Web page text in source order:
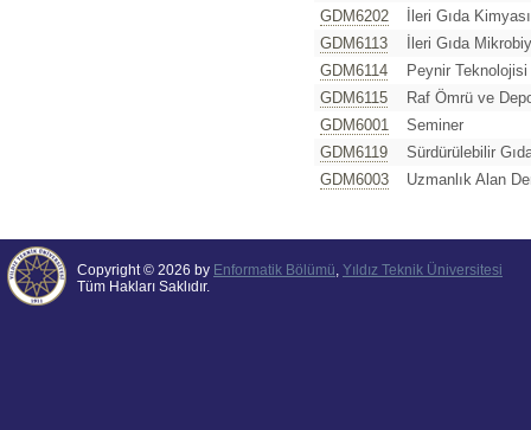
GDM6202
İleri Gıda Kimyası
GDM6113
İleri Gıda
GDM6114
Peynir Teknolojisi
GDM6115
Raf Ömrü ve
GDM6001
Seminer
GDM6119
Sürdürülebilir
GDM6003
Uzmanlık Alan
Copyright © 2026 by Enformatik Bölümü, Yıldız Teknik Üniversitesi
Tüm Hakları Saklıdır.